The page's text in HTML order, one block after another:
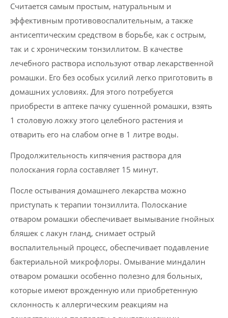
Считается самым простым, натуральным и
эффективным противовоспалительным, а также
антисептическим средством в борьбе, как с острым,
так и с хроническим тонзиллитом. В качестве
лечебного раствора используют отвар лекарственной
ромашки. Его без особых усилий легко приготовить в
домашних условиях. Для этого потребуется
приобрести в аптеке пачку сушенной ромашки, взять
1 столовую ложку этого целебного растения и
отварить его на слабом огне в 1 литре воды.
Продолжительность кипячения раствора для
полоскания горла составляет 15 минут.
После остывания домашнего лекарства можно
приступать к терапии тонзиллита. Полоскание
отваром ромашки обеспечивает вымывание гнойных
бляшек с лакун гланд, снимает острый
воспалительный процесс, обеспечивает подавление
бактериальной микрофлоры. Омывание миндалин
отваром ромашки особенно полезно для больных,
которые имеют врожденную или приобретенную
склонность к аллергическим реакциям на